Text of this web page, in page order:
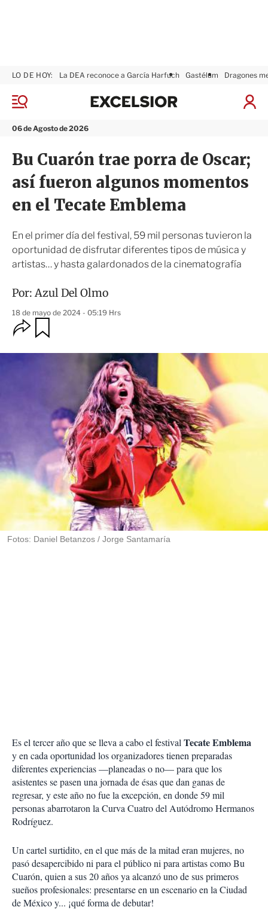
M
n
06 de Agosto de 2026
LO DE HOY: La DEA reconoce a García Harfuch Gastélum Dragones
I
a
ó
x
r
Bu Cuarón trae porra de Oscar;
así fueron algunos momentos
en el Tecate Emblema
En el primer día del festival, 59 mil personas tuvieron la
oportunidad de disfrutar diferentes tipos de música y
artistas… y hasta galardonados de la cinematografía
Por:Azul Del Olmo
18 de mayo de 2024 - 05:19 Hrs
O
p
i
m
p
a
r
t
i
r
Fotos: Daniel Betanzos / Jorge Santamaría
Es el tercer año que se lleva a cabo el festivalTecate Emblema
y en cada oportunidad los organizadores tienen preparadas
diferentes experiencias —planeadas o no— para que los
asistentes se pasen una jornada de ésas que dan ganas de
regresar, y este año no fue la excepción, en donde 59 mil
personas abarrotaron la Curva Cuatro del Autódromo Hermanos
Rodríguez.
Un cartel surtidito, en el que más de la mitad eran mujeres, no
pasó desapercibido ni para el público ni para artistas como Bu
Cuarón, quien a sus 20 años ya alcanzó uno de sus primeros
sueños profesionales: presentarse en un escenario en la Ciudad
de México y... ¡qué forma de debutar!